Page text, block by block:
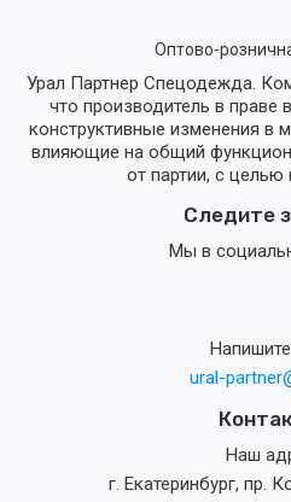
Оптово-
Урал Партнер Спецодежда.
что производитель в праве
конструктивные изменения в
влияющие на общий
от партии, с
Следите
Мы в
ural-
Наш
г. Екатеринбург, пр.